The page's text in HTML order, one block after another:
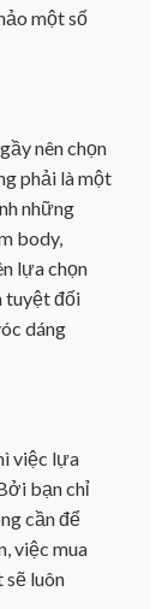
một số
nên chọn
phải là một
những
body,
lựa chọn
tuyệt đối
dáng
việc lựa
bạn chỉ
cần để
việc mua
sẽ luôn